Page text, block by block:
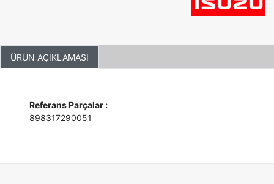
ÜRÜN AÇIKLAMASI
Referans Parçalar :
898317290051